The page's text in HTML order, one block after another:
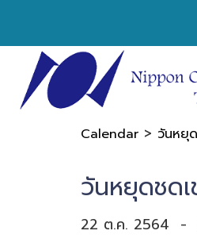
Calendar > วันหยุ
วันหยุดชด
22 ต.ค. 2564 -